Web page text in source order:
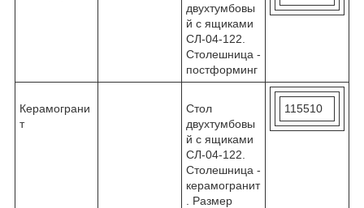
двухтумбовы
й с ящиками
СЛ-04-122.
Столешница -
постформинг
Керамограни
т
Стол
двухтумбовы
й с ящиками
СЛ-04-122.
Столешница -
керамогранит
. Размер
115510